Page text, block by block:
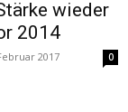
wieder
2014
2017 0